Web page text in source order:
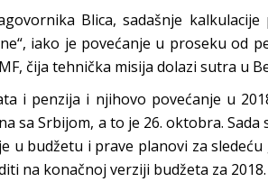
Blica, sadašnje
iako je povećanje u proseku od
čija tehnička misija dolazi sutra u
i penzija i njihovo povećanje u
sa Srbijom, a to je 26. oktobra.
u budžetu i prave planovi za
na konačnoj verziji budžeta za